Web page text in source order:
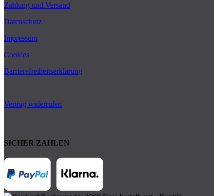
Zahlung und Versand
Datenschutz
Impressum
Cookies
Barrierefreiheitserklärung
Vertrag widerrufen
SICHER ZAHLEN